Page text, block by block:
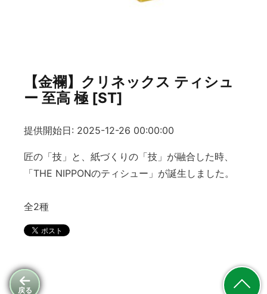
戻る
【金襴】クリネックス ティシュ
ー 至高 極 [ST]
提供開始日: 2025-12-26 00:00:00
匠の「技」と、紙づくりの「技」が融合した時、
「THE NIPPONのティシュー」が誕生しました。
全2種